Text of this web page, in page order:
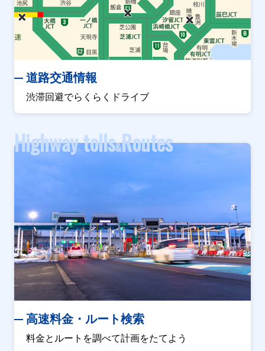
道路交通情報
渋滞回避でらくらくドライブ
Highway tolls&Routes
高速料金・ルート検索
料金とルートを調べて計画をたてよう